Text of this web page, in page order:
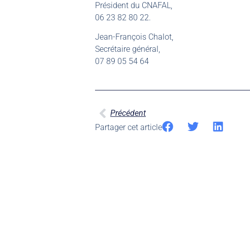
Président du CNAFAL,
06 23 82 80 22.
Jean-François Chalot,
Secrétaire général,
07 89 05 54 64
Précédent
Partager cet article